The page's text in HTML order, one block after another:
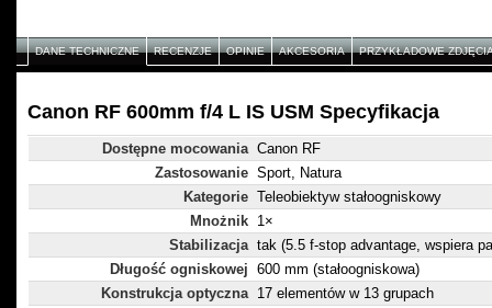
DANE TECHNICZNE RECENZJE OPINIE AKCESORIA PRZYKŁADOWE
Canon RF 600mm f/4 L IS USM Specyfikacja
Dostępne mocowania Canon RF
Zastosowanie Sport, Natura
Kategorie Teleobiektyw stałoogniskowy
Mnożnik 1×
Stabilizacja tak (5.5 f-stop advantage, wspiera
Długość ogniskowej 600 mm (stałoogniskowa)
Konstrukcja optyczna 17 elementów w 13 grupach